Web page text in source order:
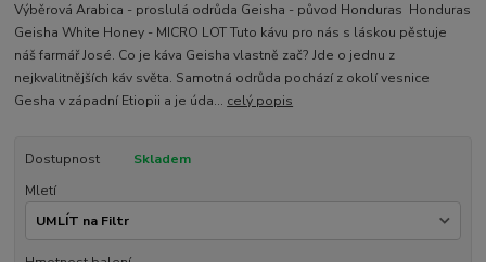
Výběrová Arabica - proslulá odrůda Geisha - původ Honduras Honduras
Geisha White Honey - MICRO LOT Tuto kávu pro nás s láskou pěstuje
náš farmář José. Co je káva Geisha vlastně zač? Jde o jednu z
nejkvalitnějších káv světa. Samotná odrůda pochází z okolí vesnice
Gesha v západní Etiopii a je úda... celý popis
Dostupnost
Skladem
Mletí